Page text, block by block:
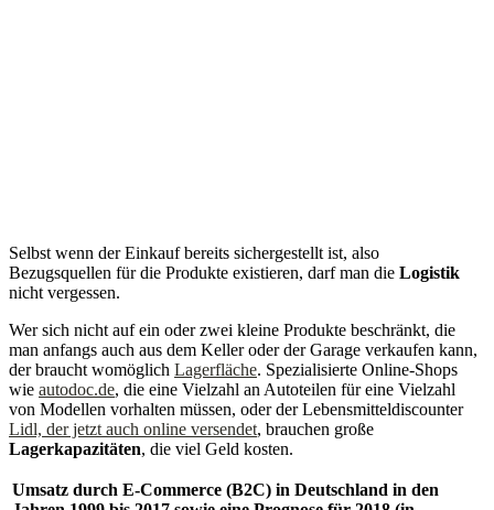
Selbst wenn der Einkauf bereits sichergestellt ist, also
Bezugsquellen für die Produkte existieren, darf man die Logistik
nicht vergessen.
Wer sich nicht auf ein oder zwei kleine Produkte beschränkt, die
man anfangs auch aus dem Keller oder der Garage verkaufen kann,
der braucht womöglich Lagerfläche. Spezialisierte Online-Shops
wie autodoc.de, die eine Vielzahl an Autoteilen für eine Vielzahl
von Modellen vorhalten müssen, oder der Lebensmitteldiscounter
Lidl, der jetzt auch online versendet, brauchen große
Lagerkapazitäten, die viel Geld kosten.
Umsatz durch E-Commerce (B2C) in Deutschland in den